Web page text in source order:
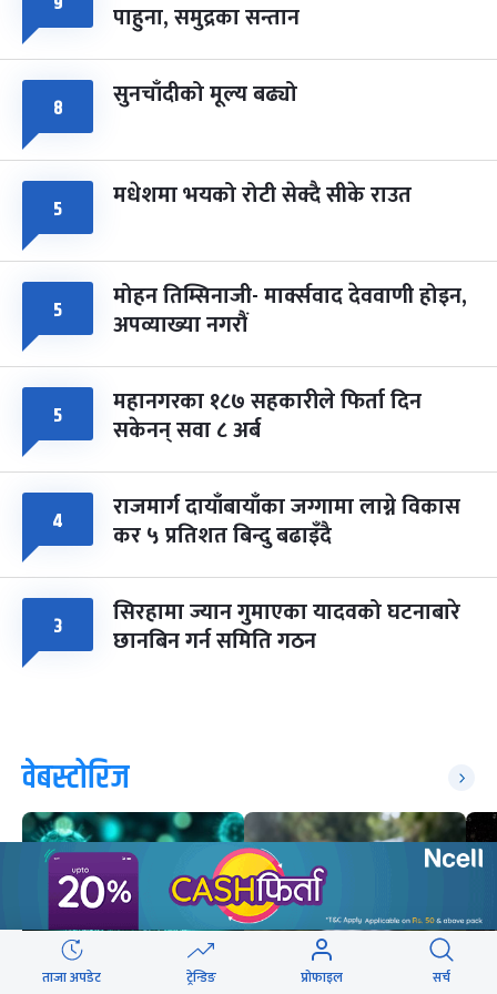
चैत्र ८, २०८३- Mar 22, 2027
पाहुना, समुद्रका सन्तान
८ सुनचाँदीको मूल्य बढ्यो
५ मधेशमा भयको रोटी सेक्दै सीके राउत
५ मोहन तिम्सिनाजी- मार्क्सवाद देववाणी होइन,
अपव्याख्या नगरौं
५ महानगरका १८७ सहकारीले फिर्ता दिन
सकेनन् सवा ८ अर्ब
४ राजमार्ग दायाँबायाँका जग्गामा लाग्ने विकास
कर ५ प्रतिशत बिन्दु बढाइँदै
३ सिरहामा ज्यान गुमाएका यादवको घटनाबारे
छानबिन गर्न समिति गठन
वेबस्टोरिज
ताजा अपडेट ट्रेन्डिङ प्रोफाइल सर्च